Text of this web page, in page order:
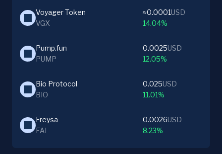
Voyager Token
VGX
≈0.0001USD
14.04%
Pump.fun
PUMP
0.0025USD
12.05%
Bio Protocol
BIO
0.025USD
11.01%
Freysa
FAI
0.0026USD
8.23%